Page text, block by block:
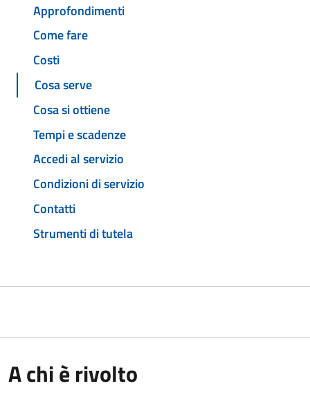
Approfondimenti
Come fare
Costi
Cosa serve
Cosa si ottiene
Tempi e scadenze
Accedi al servizio
Condizioni di servizio
Contatti
Strumenti di tutela
A chi è rivolto